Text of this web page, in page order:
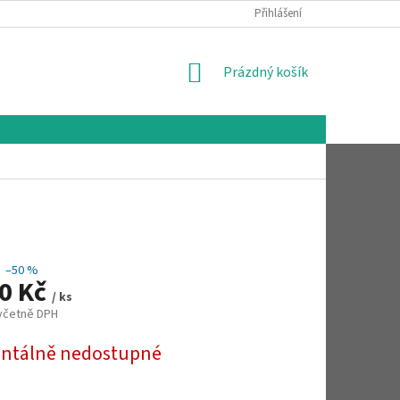
Přihlášení
NÁKUPNÍ
Prázdný košík
–50 %
Kč / ks
DPH
nedostupné